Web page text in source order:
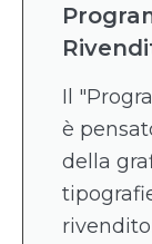
Il
è
della